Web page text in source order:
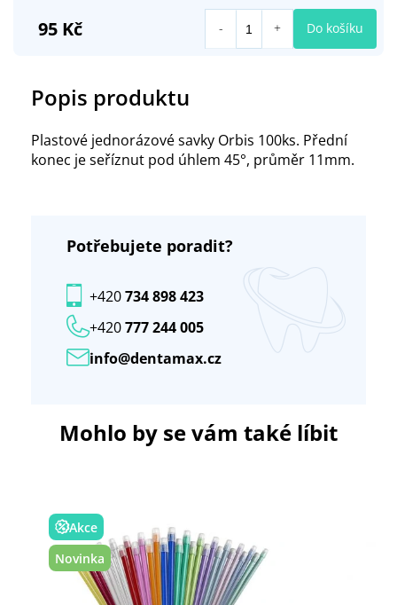
Popis produktu
Plastové jednorázové savky Orbis 100ks. Přední
konec je seříznut pod úhlem 45°, průměr 11mm.
Potřebujete poradit?
info@dentamax.cz
+420777 244 005
+420734 898 423
Mohlo by se vám také líbit
Akce
Novinka
95 Kč Do košíku